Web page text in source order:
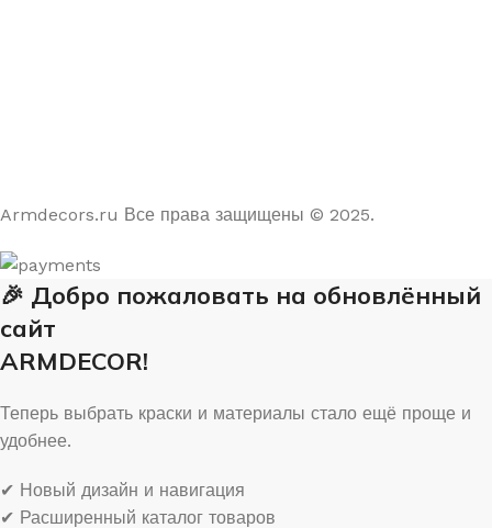
Armdecors.ru Все права защищены © 2025. ​
🎉 Добро пожаловать на обновлённый
сайт
ARMDECOR!
Теперь выбрать краски и материалы стало ещё проще и
удобнее.
✔ Новый дизайн и навигация
✔ Расширенный каталог товаров